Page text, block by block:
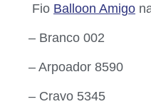
Fio Balloon Amigo
– Branco 002
– Arpoador 8590
– Cravo 5345